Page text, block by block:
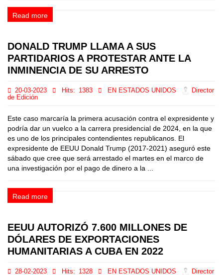
Read more
DONALD TRUMP LLAMA A SUS
PARTIDARIOS A PROTESTAR ANTE LA
INMINENCIA DE SU ARRESTO
20-03-2023 Hits: 1383 EN ESTADOS UNIDOS
Director
de Edición
Este caso marcaría la primera acusación contra el expresidente y
podría dar un vuelco a la carrera presidencial de 2024, en la que
es uno de los principales contendientes republicanos. El
expresidente de EEUU Donald Trump (2017-2021) aseguró este
sábado que cree que será arrestado el martes en el marco de
una investigación por el pago de dinero a la ...
Read more
EEUU AUTORIZÓ 7.600 MILLONES DE
DÓLARES DE EXPORTACIONES
HUMANITARIAS A CUBA EN 2022
28-02-2023 Hits: 1328 EN ESTADOS UNIDOS Director